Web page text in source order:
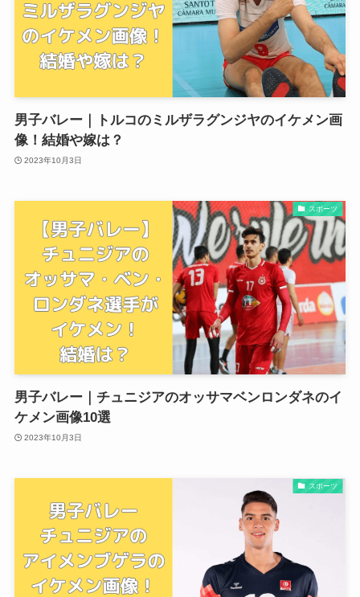
男子バレー｜トルコのミルザラグンジヤのイケメン画
像！結婚や嫁は？
2023年10月3日
スポーツ
男子バレー｜チュニジアのオッサマベンロンダネのイ
ケメン画像10選
2023年10月3日
スポーツ